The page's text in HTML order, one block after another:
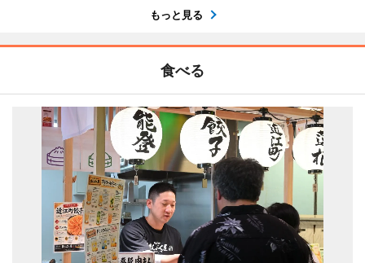
もっと見る
食べる